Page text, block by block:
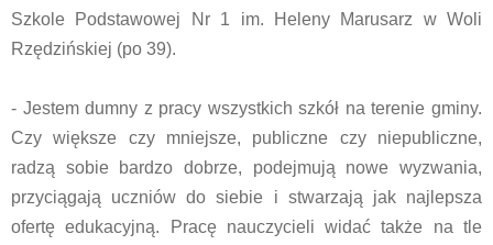
Szkole Podstawowej Nr 1 im. Heleny Marusarz w Woli
Rzędzińskiej (po 39).
- Jestem dumny z pracy wszystkich szkół na terenie gminy.
Czy większe czy mniejsze, publiczne czy niepubliczne,
radzą sobie bardzo dobrze, podejmują nowe wyzwania,
przyciągają uczniów do siebie i stwarzają jak najlepsza
ofertę edukacyjną. Pracę nauczycieli widać także na tle